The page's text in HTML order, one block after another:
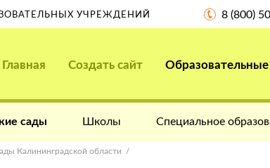
УЧРЕЖДЕНИЙ 8 (800)
Главная Создать сайт
сады Школы Специальное
Калининградской области